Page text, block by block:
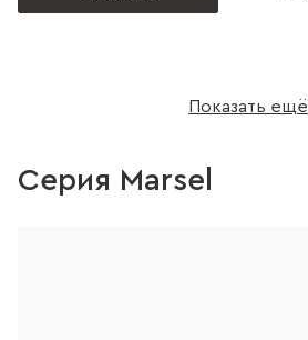
Показать ещё
Серия Marsel